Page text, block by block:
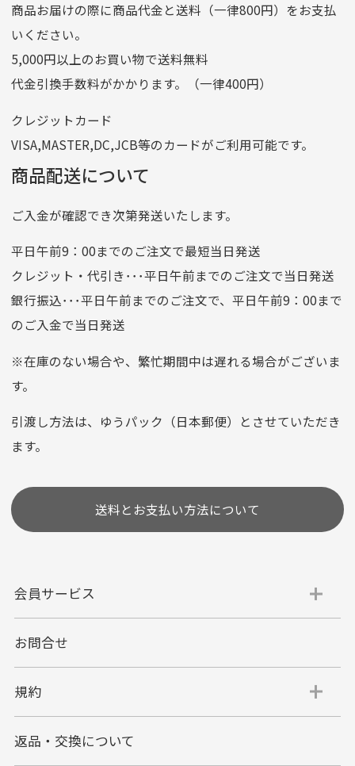
ゆうちょ銀行
ゆうちょ間
記号
14710
他銀行から
店名
四七八（読みヨンナナハチ）
店番
478
預金種目
普通預金
口座番号
0776226
口座名義
株式会社一条
クレジットカード
選びいただけない場合がございます。
代金引換
代引手数料一律400円
す。
商品お届けの際に商品代金と送料（一律800円）をお支払
いください。
5,000円以上のお買い物で送料無料
代金引換手数料がかかります。（一律400円）
クレジットカード
VISA,MASTER,DC,JCB等のカードがご利用可能です。
商品配送について
ご入金が確認でき次第発送いたします。
平日午前9：00までのご注文で最短当日発送
クレジット・代引き･･･平日午前までのご注文で当日発送
銀行振込･･･平日午前までのご注文で、平日午前9：00まで
のご入金で当日発送
※在庫のない場合や、繁忙期間中は遅れる場合がございま
す。
引渡し方法は、ゆうパック（日本郵便）とさせていただき
ます。
送料とお支払い方法について
会員サービス
お問合せ
規約
返品・交換について